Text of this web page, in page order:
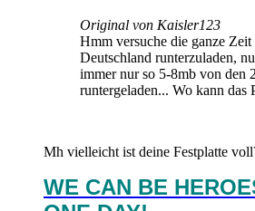
Original von Kaisler123
Hmm versuche die ganze Zeit
Deutschland runterzuladen,
immer nur so 5-8mb von den
runtergeladen... Wo kann das
Mh vielleicht ist deine Festplatte
WE CAN BE